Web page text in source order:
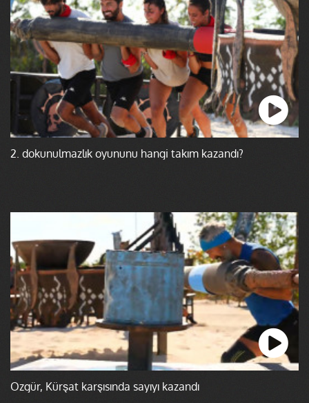
2. dokunulmazlık oyununu hangi takım kazandı?
Özgür, Kürşat karşısında sayıyı kazandı